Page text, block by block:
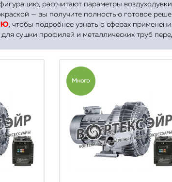
Оставить заявку
рассчитают параметры
— вы получите полностью готовое
, чтобы подробнее узнать о сферах
для сушки профилей и металлических труб
Много